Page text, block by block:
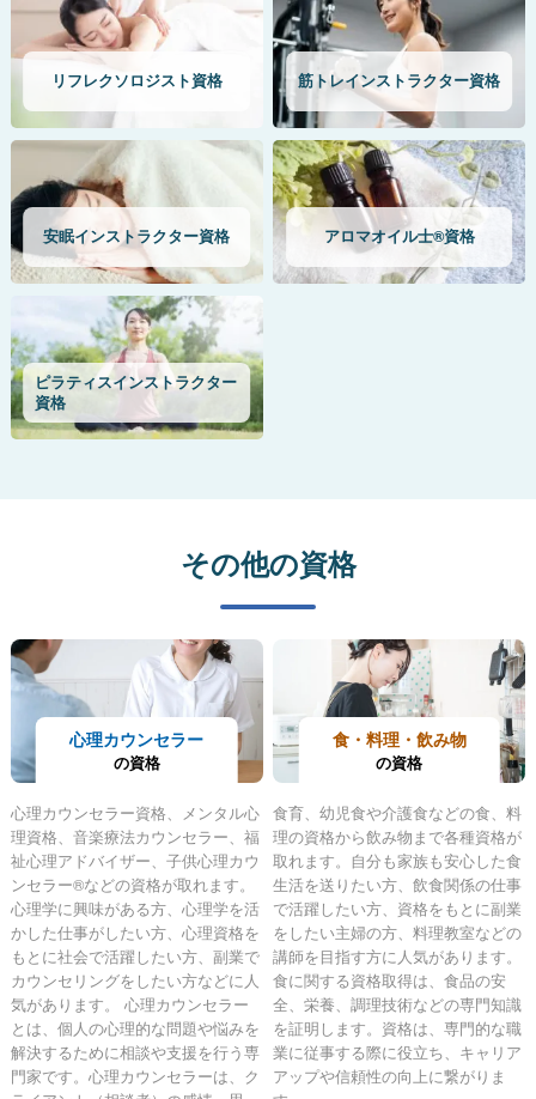
リフレクソロジスト資格 筋トレインストラクター資格
安眠インストラクター資格 アロマオイル士®資格
ピラティスインストラクター
資格
その他の資格
心理カウンセラー
の資格
心理カウンセラー資格、メンタル心
理資格、音楽療法カウンセラー、福
祉心理アドバイザー、子供心理カウ
ンセラー®などの資格が取れます。
心理学に興味がある方、心理学を活
かした仕事がしたい方、心理資格を
もとに社会で活躍したい方、副業で
カウンセリングをしたい方などに人
気があります。 心理カウンセラー
とは、個人の心理的な問題や悩みを
解決するために相談や支援を行う専
門家です。心理カウンセラーは、ク
食・料理・飲み物
の資格
食育、幼児食や介護食などの食、料
理の資格から飲み物まで各種資格が
取れます。自分も家族も安心した食
生活を送りたい方、飲食関係の仕事
で活躍したい方、資格をもとに副業
をしたい主婦の方、料理教室などの
講師を目指す方に人気があります。
食に関する資格取得は、食品の安
全、栄養、調理技術などの専門知識
を証明します。資格は、専門的な職
業に従事する際に役立ち、キャリア
アップや信頼性の向上に繋がりま